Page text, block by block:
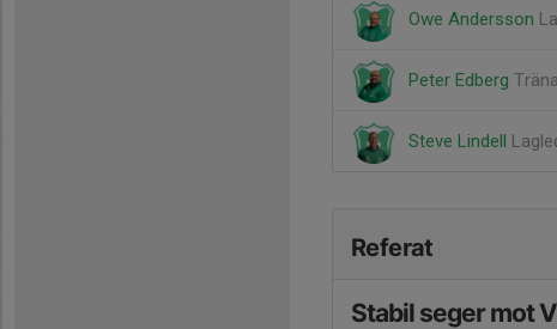
Owe Andersson
Peter Edberg
Steve Lindell
Referat
Stabil seger mot